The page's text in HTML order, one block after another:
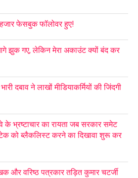
फेसबुक फॉलोवर हुए!
झुक गए, लेकिन मेरा अकाउंट क्यों बंद कर
दबाव ने लाखों मीडियाकर्मियों की जिंदगी
भ्रष्टाचार का रायता जब सरकार समेट
को ब्लैकलिस्ट करने का दिखावा शुरू कर
और वरिष्ठ पत्रकार तड़ित कुमार चटर्जी